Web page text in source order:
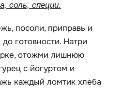
соль, специи.
посоли, приправь и
готовности. Натри
отожми лишнюю
с йогуртом и
каждый ломтик хлеба